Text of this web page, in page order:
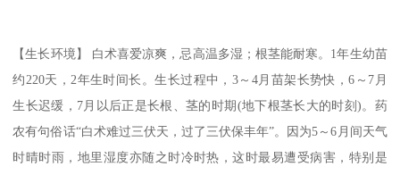
【生长环境】 白术喜爱凉爽，忌高温多湿；根茎能耐寒。1年生幼苗
约220天，2年生时间长。生长过程中，3～4月苗架长势快，6～7月
生长迟缓，7月以后正是长根、茎的时期(地下根茎长大的时刻)。药
农有句俗话“白术难过三伏天，过了三伏保丰年”。因为5～6月间天气
时晴时雨，地里湿度亦随之时冷时热，这时最易遭受病害，特别是